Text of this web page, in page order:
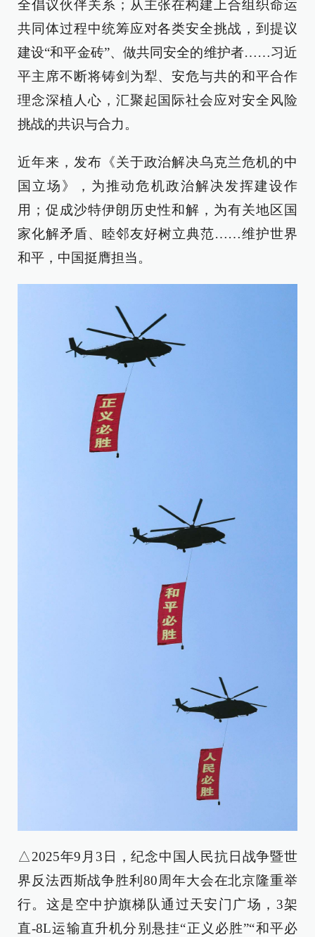
全倡议伙伴关系；从主张在构建上合组织命运
共同体过程中统筹应对各类安全挑战，到提议
建设“和平金砖”、做共同安全的维护者……习近
平主席不断将铸剑为犁、安危与共的和平合作
理念深植人心，汇聚起国际社会应对安全风险
挑战的共识与合力。
近年来，发布《关于政治解决乌克兰危机的中
国立场》，为推动危机政治解决发挥建设作
用；促成沙特伊朗历史性和解，为有关地区国
家化解矛盾、睦邻友好树立典范……维护世界
和平，中国挺膺担当。
△2025年9月3日，纪念中国人民抗日战争暨世
界反法西斯战争胜利80周年大会在北京隆重举
行。这是空中护旗梯队通过天安门广场，3架
直-8L运输直升机分别悬挂“正义必胜”“和平必